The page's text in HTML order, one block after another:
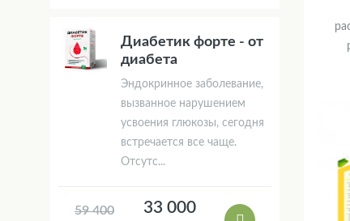
Диабетик форте - от
диабета
Эндокринное заболевание,
вызванное нарушением
усвоения глюкозы, сегодня
встречается все чаще.
Отсутс...
59 400
33 000